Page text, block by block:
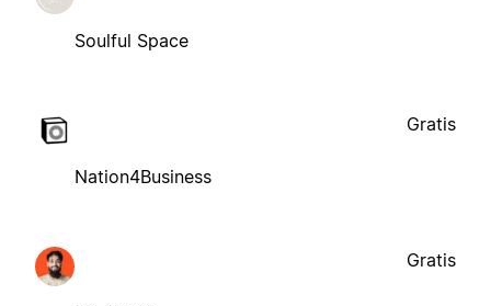
Soulful Space
Nation4Business
Gratis
Gratis